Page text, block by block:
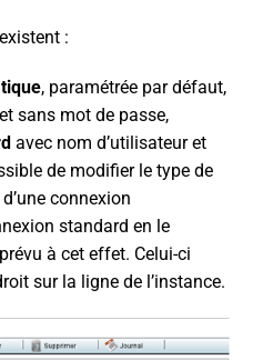
:
, paramétrée par défaut,
sans mot de passe,
avec nom d’utilisateur et
de modifier le type de
connexion
standard en le
à cet effet. Celui-ci
sur la ligne de l’instance.